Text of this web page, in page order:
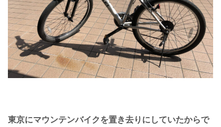
東京にマウンテンバイクを置き去りにしていたからで